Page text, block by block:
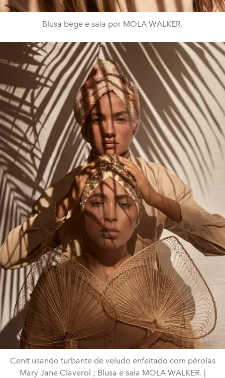
Blusa bege e saia por MOLA WALKER.
Cenit usando turbante de veludo enfeitado com pérolas
Mary Jane Claverol ; Blusa e saia MOLA WALKER. |